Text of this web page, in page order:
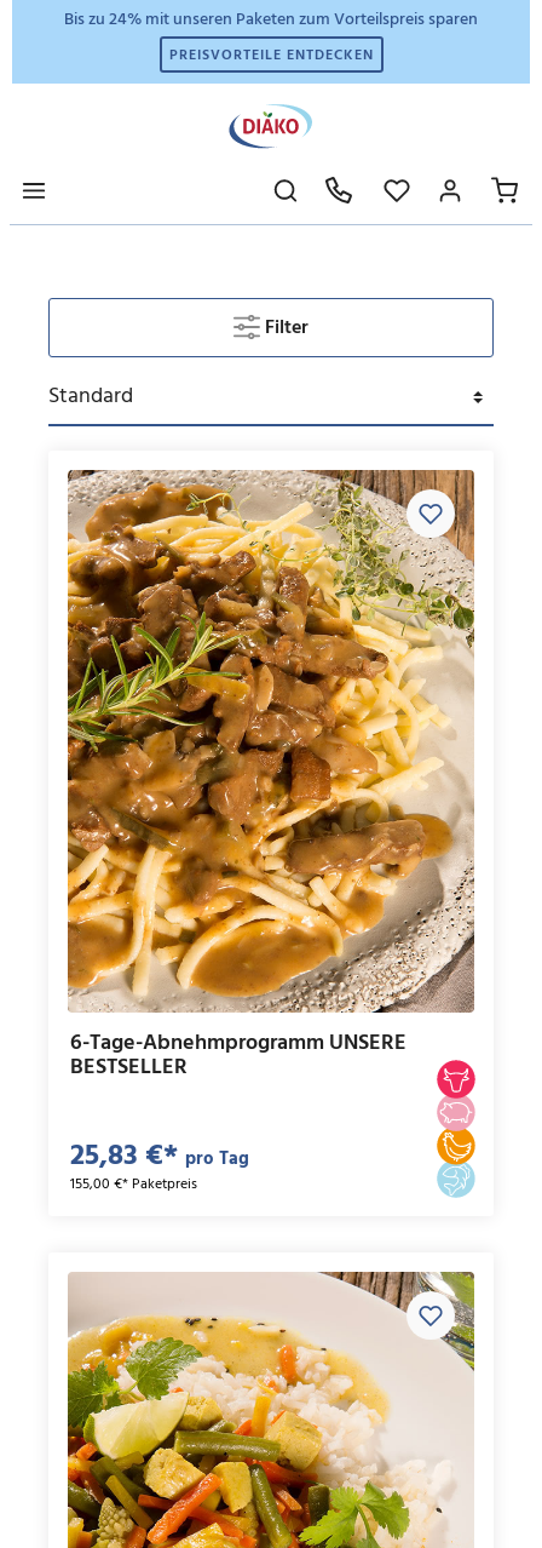
Bis zu 24% mit unseren Paketen zum Vorteilspreis sparen
PREISVORTEILE ENTDECKEN
Filter
6-Tage-Abnehmprogramm UNSERE
BESTSELLER
25,83 €* pro Tag
155,00 €* Paketpreis